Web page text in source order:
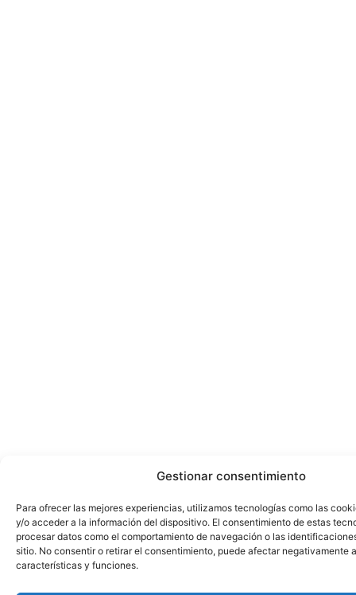
Gestionar consentimiento
Para ofrecer las mejores experiencias, utilizamos tecnologías como las
y/o acceder a la información del dispositivo. El consentimiento de estas
procesar datos como el comportamiento de navegación o las
sitio. No consentir o retirar el consentimiento, puede afectar negativamente
características y funciones.